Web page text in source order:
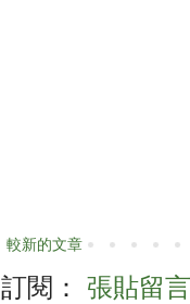
較新的文章
訂閱： 張貼留